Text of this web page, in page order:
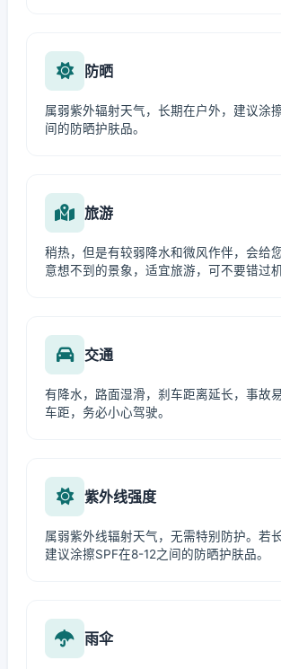
防晒
属弱紫外辐射天气，长期在户外，建议涂
间的防晒护肤品。
旅游
稍热，但是有较弱降水和微风作伴，会给
意想不到的景象，适宜旅游，可不要错过机
交通
有降水，路面湿滑，刹车距离延长，事故
车距，务必小心驾驶。
紫外线强度
属弱紫外线辐射天气，无需特别防护。若
建议涂擦SPF在8-12之间的防晒护肤品。
雨伞